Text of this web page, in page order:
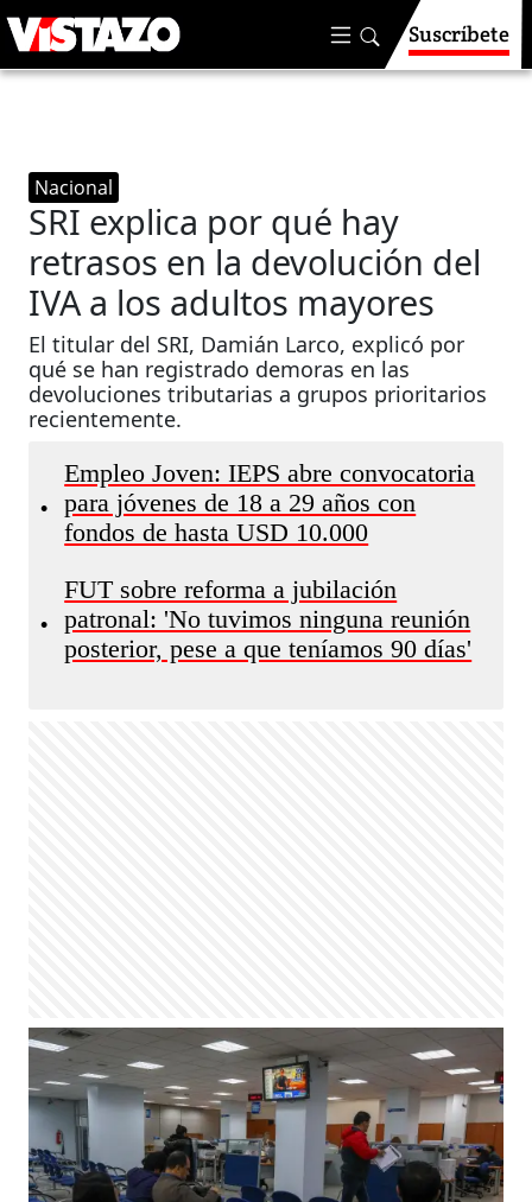
Suscríbete
Nacional
SRI explica por qué hay
retrasos en la devolución del
IVA a los adultos mayores
El titular del SRI, Damián Larco, explicó por
qué se han registrado demoras en las
devoluciones tributarias a grupos prioritarios
recientemente.
•
Empleo Joven: IEPS abre convocatoria
para jóvenes de 18 a 29 años con
fondos de hasta USD 10.000
•
FUT sobre reforma a jubilación
patronal: 'No tuvimos ninguna reunión
posterior, pese a que teníamos 90 días'